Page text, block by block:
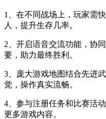
1、在不同战场上，玩家需
人，提升生存几率。
2、开启语音交流功能，协
要，助力最终胜利。
3、庞大游戏地图结合先进
觉，操作真实流畅。
4、参与注册任务和比赛活
更多游戏内容。